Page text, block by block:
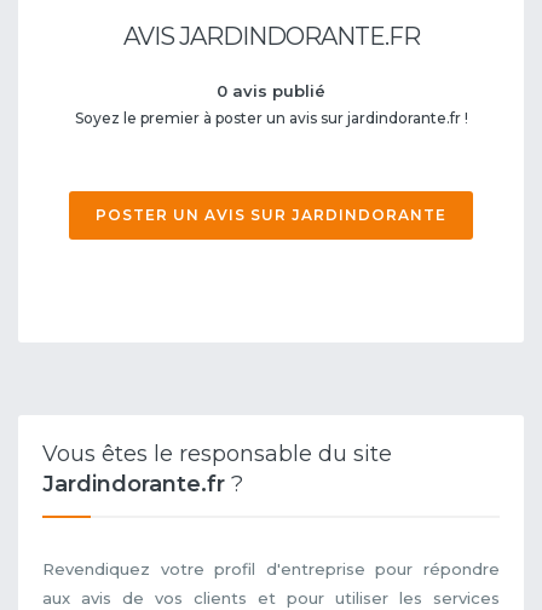
AVIS JARDINDORANTE.FR
0 avis publié
Soyez le premier à poster un avis sur jardindorante.fr !
POSTER UN AVIS SUR JARDINDORANTE
Vous êtes le responsable du site
Jardindorante.fr ?
Revendiquez votre profil d'entreprise pour répondre
aux avis de vos clients et pour utiliser les services